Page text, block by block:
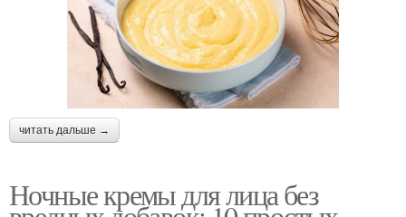
читать дальше →
Ночные кремы для лица без